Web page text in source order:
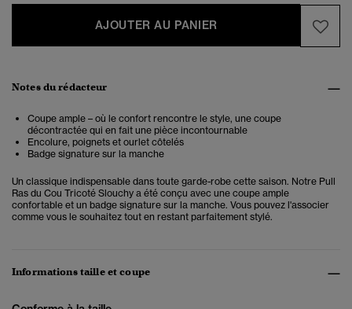
AJOUTER AU PANIER
Notes du rédacteur
Coupe ample – où le confort rencontre le style, une coupe
décontractée qui en fait une pièce incontournable
Encolure, poignets et ourlet côtelés
Badge signature sur la manche
Un classique indispensable dans toute garde-robe cette saison. Notre Pull
Ras du Cou Tricoté Slouchy a été conçu avec une coupe ample
confortable et un badge signature sur la manche. Vous pouvez l'associer
comme vous le souhaitez tout en restant parfaitement stylé.
Informations taille et coupe